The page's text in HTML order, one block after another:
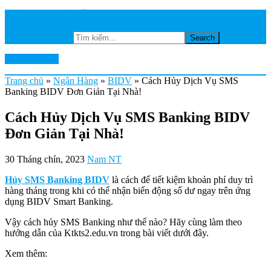
Trang chủ » Ngân Hàng » BIDV » Cách Hủy Dịch Vụ SMS
Banking BIDV Đơn Giản Tại Nhà!
Cách Hủy Dịch Vụ SMS Banking BIDV
Đơn Giản Tại Nhà!
30 Tháng chín, 2023 Nam NT
Hủy SMS Banking BIDV là cách để tiết kiệm khoản phí duy trì
hàng tháng trong khi có thể nhận biến động số dư ngay trên ứng
dụng BIDV Smart Banking.
Vậy cách hủy SMS Banking như thế nào? Hãy cùng làm theo
hướng dẫn của Ktkts2.edu.vn trong bài viết dưới đây.
Xem thêm: